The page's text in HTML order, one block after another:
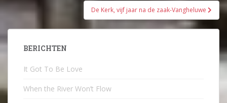
De Kerk, vijf jaar na de zaak-Vangheluwe
BERICHTEN
It Got To Be Love
When the River Won’t Flow